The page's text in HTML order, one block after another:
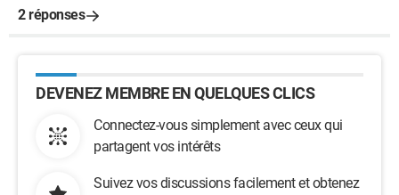
2 réponses
DEVENEZ MEMBRE EN QUELQUES CLICS
Connectez-vous simplement avec ceux qui
partagent vos intérêts
Suivez vos discussions facilement et obtenez